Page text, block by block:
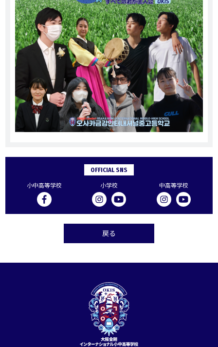
OFFICIAL SNS
小中高等学校 小学校 中高等学校
戻る